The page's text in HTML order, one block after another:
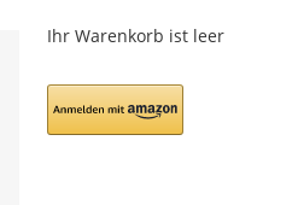
Ihr Warenkorb ist leer